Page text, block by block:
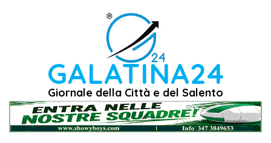
GALATINA24
Giornale della Città e del Salento